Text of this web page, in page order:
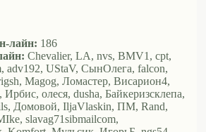
лайн: 186
Chevalier, LA, nvs, BMV1, cpt,
adv192, UStaV, СынОлега, falcon,
Magog, Ломастер, Висариoн4,
олеся, dusha, Байкеризсклепа,
Домовой, IljaVlaskin, ПМ, Rand,
slavag71sibmailcom,